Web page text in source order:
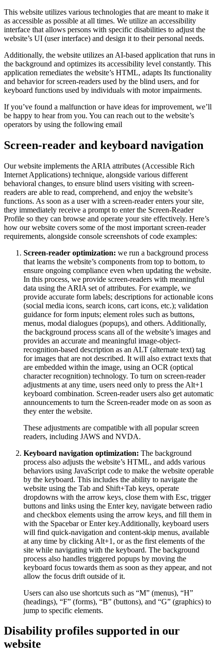
This website utilizes various technologies that are meant to make it
as accessible as possible at all times. We utilize an accessibility
interface that allows persons with specific disabilities to adjust the
website’s UI (user interface) and design it to their personal needs.
Additionally, the website utilizes an AI-based application that runs in
the background and optimizes its accessibility level constantly. This
application remediates the website’s HTML, adapts Its functionality
and behavior for screen-readers used by the blind users, and for
keyboard functions used by individuals with motor impairments.
If you’ve found a malfunction or have ideas for improvement, we’ll
be happy to hear from you. You can reach out to the website’s
operators by using the following email
Screen-reader and keyboard navigation
Our website implements the ARIA attributes (Accessible Rich
Internet Applications) technique, alongside various different
behavioral changes, to ensure blind users visiting with screen-
readers are able to read, comprehend, and enjoy the website’s
functions. As soon as a user with a screen-reader enters your site,
they immediately receive a prompt to enter the Screen-Reader
Profile so they can browse and operate your site effectively. Here’s
how our website covers some of the most important screen-reader
requirements, alongside console screenshots of code examples:
Screen-reader optimization: we run a background process
that learns the website’s components from top to bottom, to
ensure ongoing compliance even when updating the website.
In this process, we provide screen-readers with meaningful
data using the ARIA set of attributes. For example, we
provide accurate form labels; descriptions for actionable icons
(social media icons, search icons, cart icons, etc.); validation
guidance for form inputs; element roles such as buttons,
menus, modal dialogues (popups), and others. Additionally,
the background process scans all of the website’s images and
provides an accurate and meaningful image-object-
recognition-based description as an ALT (alternate text) tag
for images that are not described. It will also extract texts that
are embedded within the image, using an OCR (optical
character recognition) technology. To turn on screen-reader
adjustments at any time, users need only to press the Alt+1
keyboard combination. Screen-reader users also get automatic
announcements to turn the Screen-reader mode on as soon as
they enter the website.
These adjustments are compatible with all popular screen
readers, including JAWS and NVDA.
Keyboard navigation optimization: The background
process also adjusts the website’s HTML, and adds various
behaviors using JavaScript code to make the website operable
by the keyboard. This includes the ability to navigate the
website using the Tab and Shift+Tab keys, operate
dropdowns with the arrow keys, close them with Esc, trigger
buttons and links using the Enter key, navigate between radio
and checkbox elements using the arrow keys, and fill them in
with the Spacebar or Enter key.Additionally, keyboard users
will find quick-navigation and content-skip menus, available
at any time by clicking Alt+1, or as the first elements of the
site while navigating with the keyboard. The background
process also handles triggered popups by moving the
keyboard focus towards them as soon as they appear, and not
allow the focus drift outside of it.
Users can also use shortcuts such as “M” (menus), “H”
(headings), “F” (forms), “B” (buttons), and “G” (graphics) to
jump to specific elements.
Disability profiles supported in our
website